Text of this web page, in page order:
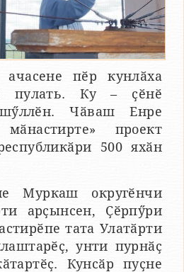
пӗр кунлӑха
пулать. Ку – ҫӗнӗ
Чӑваш Енре
проект
500 яхӑн
Муркаш округӗнчи
арҫынсен, Ҫӗрпӳри
тата Улатӑрти
унти пурнӑҫ
Кунсӑр пуҫне